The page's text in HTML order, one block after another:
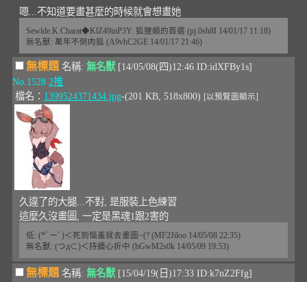
嗯...不知道要畫甚麼的時候就會想畫她
Sewlde.K.Charat◆KlZ49inP3Y: 狐狸類的首選 (pj.0sh8I 14/01/17 11:18)
無名獸: 萬年不倒肉狐 (A9vhC2GE 14/01/17 21:46)
無標題 名稱: 無名獸[14/05/08(四)12:46 ID:idXFBy1s]
No.1528 2推
檔名： 1399524371434.jpg-(201 KB, 518x800) [以預覽圖顯示]
久違了的大腿...不對, 是服裝上色練習
這麼久沒畫圖, 一定是黑魂1跟2害的
低: (*ﾟーﾟ)＜死到惱羞就去畫圖~(? (MF2Jiloo 14/05/08 22:35)
無名獸: (つд⊂)＜持續心折中 (hGwM2s0k 14/05/09 19:53)
無標題 名稱: 無名獸[15/04/19(日)17:33 ID:k7nZ2Ffg]